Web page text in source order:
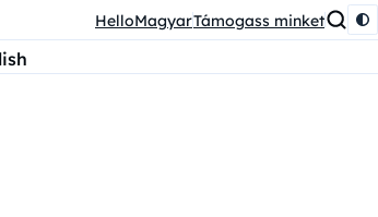
HelloMagyarTámogass minket